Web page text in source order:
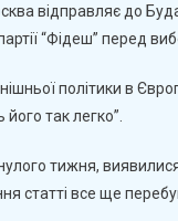
відправляє до
“Фідеш” перед
політики в
так легко”.
тижня,
статті все ще